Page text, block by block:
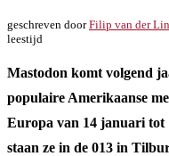
geschreven doorFilip van der
leestijd
Mastodon komt volgend
populaire Amerikaanse
Europa van 14 januari tot
staan ze in de 013 in